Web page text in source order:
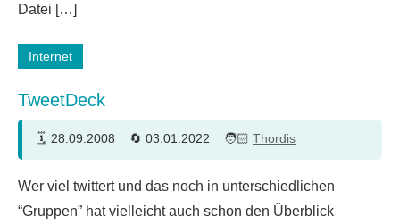
Datei […]
Internet
TweetDeck
28.09.2008 03.01.2022 Thordis
Kommentare
Wer viel twittert und das noch in unterschiedlichen
“Gruppen” hat vielleicht auch schon den Überblick